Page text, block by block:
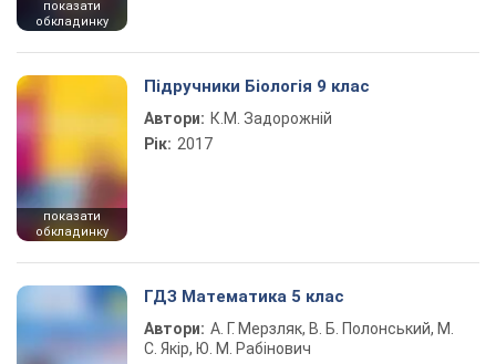
показати
обкладинку
показати
обкладинку
Підручники Біологія 9 клас
Автори: К.М. Задорожній
Рік: 2017
ГДЗ Математика 5 клас
Автори: А. Г. Мерзляк, В. Б. Полонський, М.
С. Якір, Ю. М. Рабінович